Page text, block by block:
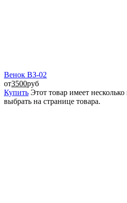
Венок ВЗ-02
от3500руб
Купить Этот товар имеет
выбрать на странице товара.